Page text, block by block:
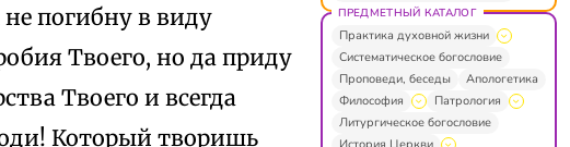
погибну в виду
Твоего, но да приду
Твоего и всегда
Который творишь
ПРЕДМЕТНЫЙ КАТАЛОГ
Практика духовной жизни
Систематическое богословие
Проповеди, беседы
Апологетика
Философия
Патрология
Литургическое богословие
История Церкви